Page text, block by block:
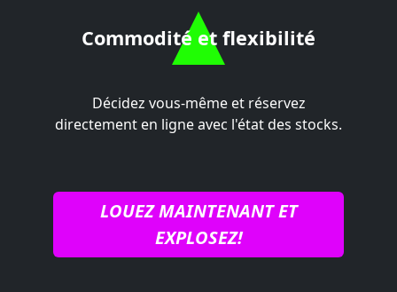
Commodité et flexibilité
Décidez vous-même et réservez
directement en ligne avec l'état des stocks.
LOUEZ MAINTENANT ET
EXPLOSEZ!